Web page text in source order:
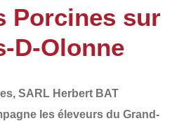
Porcines sur
D-Olonne
SARL Herbert BAT
les éleveurs du Grand-